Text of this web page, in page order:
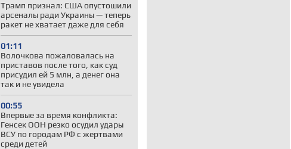
Трамп признал: США опустошили
арсеналы ради Украины — теперь
ракет не хватает даже для себя
01:11
Волочкова пожаловалась на
приставов после того, как суд
присудил ей 5 млн, а денег она
так и не увидела
00:55
Впервые за время конфликта:
Генсек ООН резко осудил удары
ВСУ по городам РФ с жертвами
среди детей